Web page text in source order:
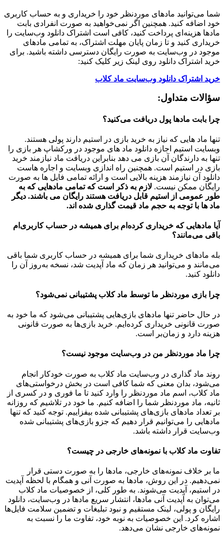
شما می‌توانید مادهای موردنظر خود را خریداری و به حساب کاربری
خود اضافه کنید. همچنین اگر نمی‌خواهید به صورت انفرادی بابت
مادها هزینه‌ای پرداخت کنید، کافی است اشتراک دانلود وب‌سایت را
خریداری کنید و تا زمان پایان مهلت اشتراک، به تمامی مادهای
موجود در وب‌سایت به صورت رایگان دسترسی داشته باشید. برای
خرید اشتراک دانلود روی لینک زیر کلیک کنید:
خرید اشتراک دانلود وب‌سایت ماد کلاب
سؤالات متداول:
چرا بابت مادها پول دریافت می‌کنید؟
تنها ماد هایی که نیاز به خرید بازی در استیم دارند پولی هستند.
وبسایت استیم اجازه دانلود ماد های موجود در ورکشاپ هر بازی را
تنها به دارندگان آن بازی می دهد بنابراین دریافت ماد نیازمند خرید
بازی در استیم است. همچنین راه اندازی وبسایت و اجاره هاست
دانلود آن نیازمند هزینه بالایی است و ارائه تمامی فایل ها به صورت
رایگان ممکن نیست. لازم به ذکر است که تمامی مادهایی که به
طور عمومی از استیم قابل دریافت هستند رایگان می باشند. دیگر
ماد ها با توجه به حجم ماد قیمت گذاری شده اند.
آیا مادهایی که خریداری کرده‌ام برای همیشه در حساب‌ کاربری‌ام
باقی می‌مانند؟
بله مادهای خریداری شما برای همیشه در حساب کاربری شما باقی
می‌مانند و می‌توانید هر زمان که ماد آپدیت شد، نسخه به‌روز آن را
دانلود کنید.
چرا بازی موردنظر ما توسط ماد کلاب پشتیبانی نمی‌شود؟
در حال حاضر تنها مادهای بازی‌هایی پشتیبانی می‌شود که ما خود به
صورت قانونی خریداری کرده‌ایم. خرید بازی‌ها به صورت قانونی
هزینه دارد و زمان‌بر است.
چرا ماد موردنظر من در وب‌سایت موجود نیست؟
روند ماد گذاری در وب‌سایت ماد کلاب به صورت خودکار انجام
می‌شود، بدان معنی که شما کافی است در بخش درخواستی‌های
ماد کلاب، اسم ماد موردنظر را وارد کنید تا ما فوری و در کسری از
ثانیه، ماد موردنظر شما را اضافه کنیم. ما خود در تلاشیم که روزانه
بر تعداد مادهای بازی‌های پشتیبانی شده بیفزاییم. توجه کنید که تنها
مادهایی را می‌توانیم قرار دهیم که جزو بازی‌های پشتیبانی شده
وب‌سایت قرار داشته باشد.
تفاوت ماد کلاب با نمونه‌های خارجی در چیست؟
ما بر خلاف نمونه‌های خارجی، مادها را به صورت دستی قرار
نمی‌دهیم. در این روش، مادها به صورت آنی و همگام با لحظه آپدیت
در استیم، آپدیت می‌شوند. به طور کلی، از خصوصیات ماد کلاب
می‌‌توان به آپدیت آنی مادها، انتشار سریع مادها در وب‌سایت، دانلود
رایگان و پولی، لینک مستقیم و نبود تبلیغات و تضمین سلامت فایل‌ها
اشاره کرد. این خصوصیات به نوبه خود، تفاوت ما را نسبت به
نمونه‌های خارجی نشان می‌دهد.